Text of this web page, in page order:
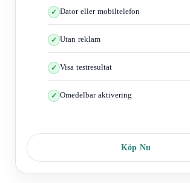
Dator eller mobiltelefon
Utan reklam
Visa testresultat
Omedelbar aktivering
Köp Nu